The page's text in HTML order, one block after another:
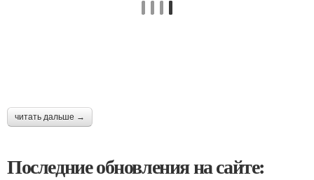
читать дальше →
Последние обновления на сайте: